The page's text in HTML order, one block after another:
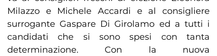
Milazzo e Michele Accardi e al consigliere
surrogante Gaspare Di Girolamo ed a tutti i
candidati che si sono spesi con tanta
determinazione. Con la nuova